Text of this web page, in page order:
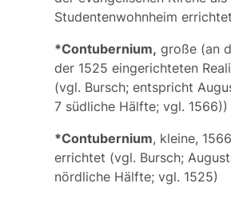
Studentenwohnheim
*Contubernium, große(an
der 1525 eingerichteten
(vgl. Bursch; entspricht
7 südliche Hälfte; vgl. 1566))
*Contubernium, kleine,
errichtet (vgl. Bursch;
nördliche Hälfte; vgl. 1525)